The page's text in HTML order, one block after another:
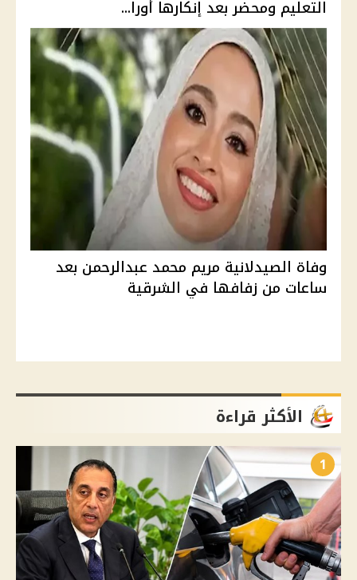
التعليم ومحضر بعد إنكارها أورا...
وفاة الصيدلانية مريم محمد عبدالرحمن بعد
ساعات من زفافها في الشرقية
الأكثر قراءة
1